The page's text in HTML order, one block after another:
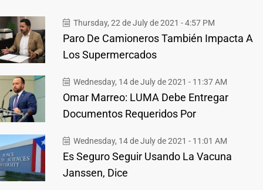
Thursday, 22 de July de 2021 - 4:57 PM
Paro De Camioneros También Impacta A
Los Supermercados
Wednesday, 14 de July de 2021 - 11:37 AM
Omar Marreo: LUMA Debe Entregar
Documentos Requeridos Por
Wednesday, 14 de July de 2021 - 11:01 AM
Es Seguro Seguir Usando La Vacuna
Janssen, Dice